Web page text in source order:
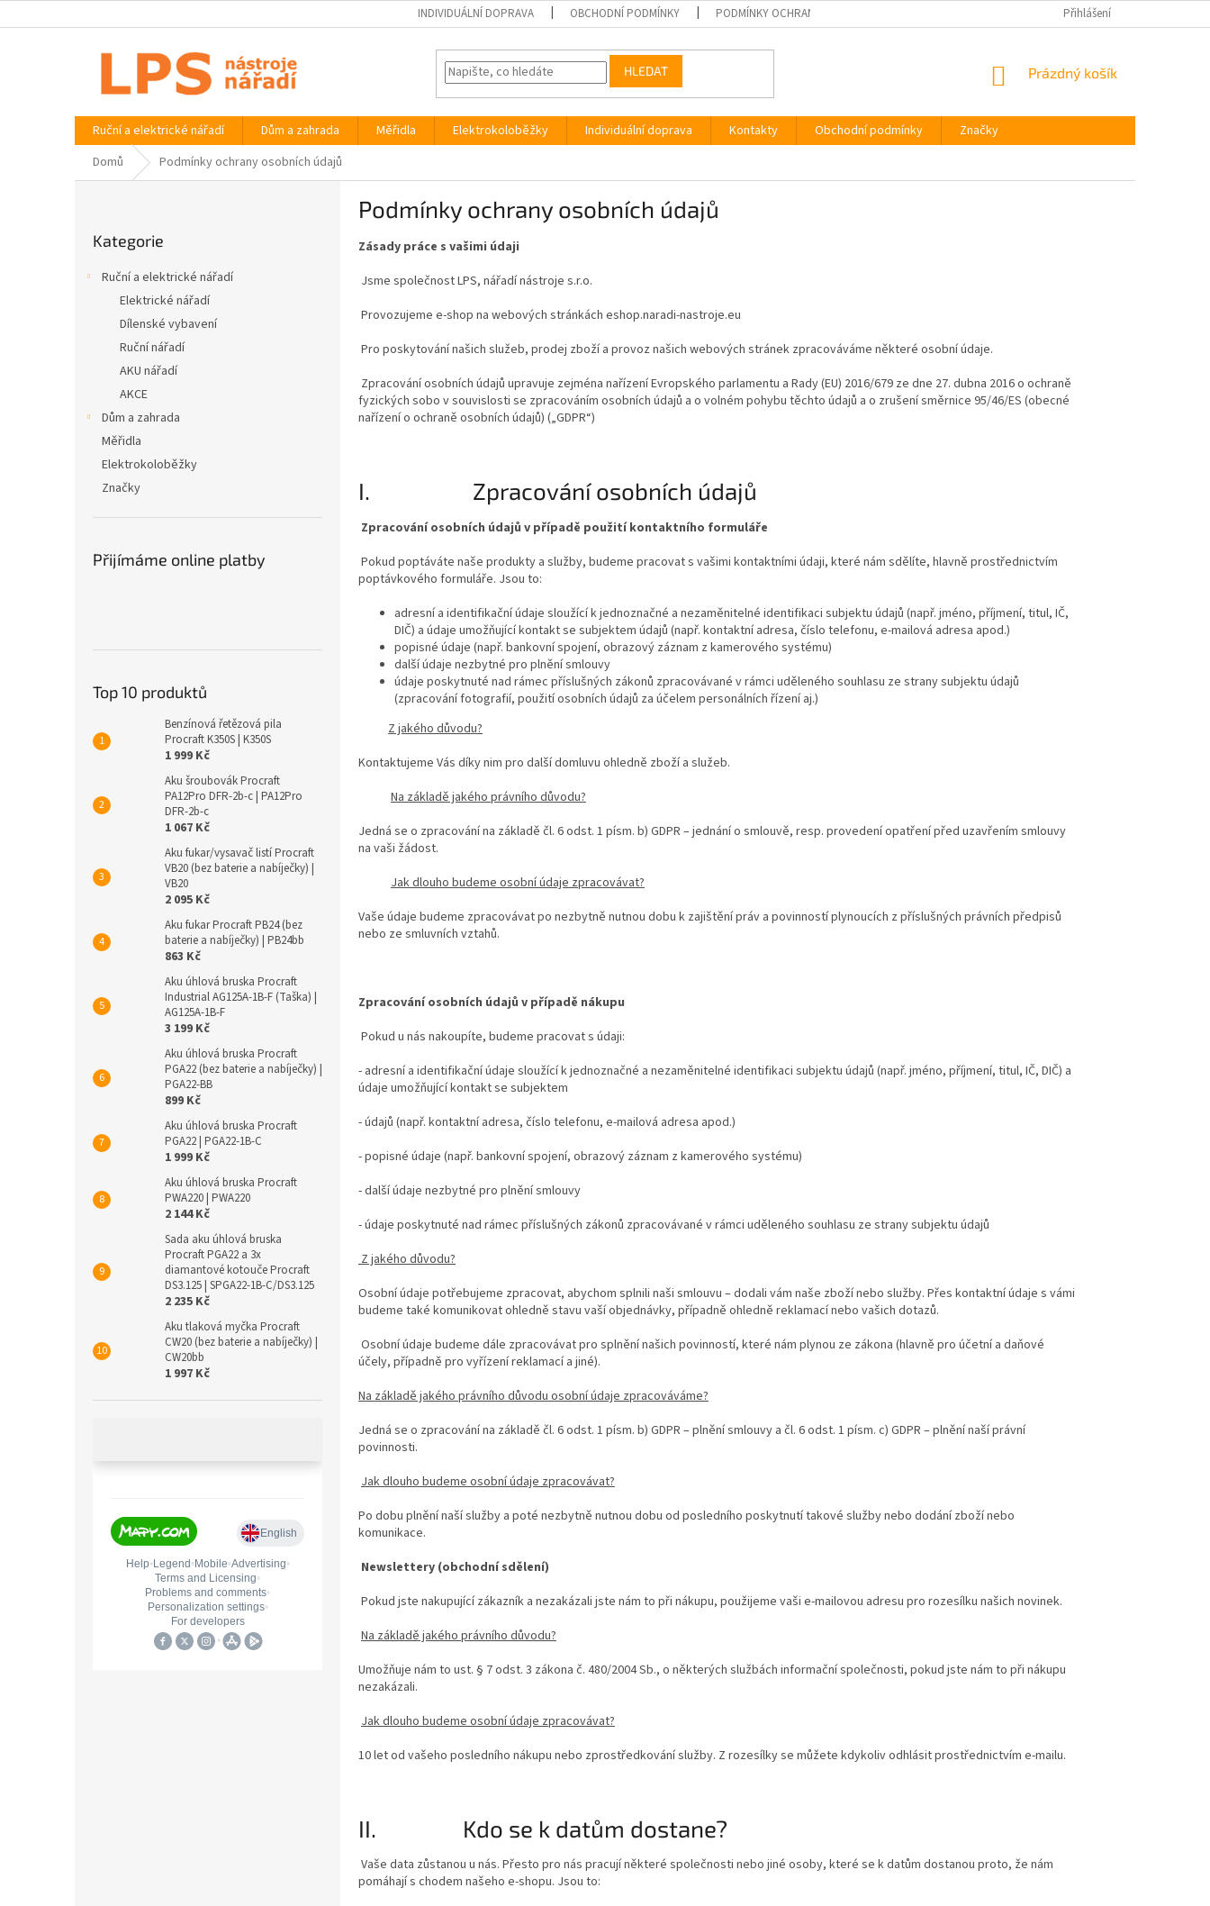
na
INDIVIDUÁLNÍ DOPRAVA OBCHODNÍ PODMÍNKY PODMÍNKY OCHRANY OSOBNÍCH ÚDAJŮ Přihlášení
HLEDAT
NÁKUPNÍ
Prázdný košík
Ruční a elektrické nářadí Dům a zahrada Měřidla Elektrokoloběžky Individuální doprava Kontakty Obchodní podmínky
Značky
Domů
Podmínky ochrany osobních údajů
kategorie
Kategorie
Ruční a elektrické nářadí
Elektrické nářadí
Dílenské vybavení
Ruční nářadí
AKU nářadí
AKCE
Dům a zahrada
Měřidla
Elektrokoloběžky
Značky
Přijímáme online platby
Top 10 produktů
Benzínová řetězová pila
Procraft K350S | K350S
1 999 Kč
Aku šroubovák Procraft
PA12Pro DFR-2b-c | PA12Pro
DFR-2b-c
1 067 Kč
Aku fukar/vysavač listí Procraft
VB20 (bez baterie a nabíječky) |
VB20
2 095 Kč
Aku fukar Procraft PB24 (bez
baterie a nabíječky) | PB24bb
863 Kč
Aku úhlová bruska Procraft
Industrial AG125A-1B-F (Taška) |
AG125A-1B-F
3 199 Kč
Aku úhlová bruska Procraft
PGA22 (bez baterie a nabíječky) |
PGA22-BB
899 Kč
Aku úhlová bruska Procraft
PGA22 | PGA22-1B-C
1 999 Kč
Aku úhlová bruska Procraft
PWА220 | PWA220
2 144 Kč
Sada aku úhlová bruska
Procraft PGA22 a 3x
diamantové kotouče Procraft
DS3.125 | SPGA22-1B-C/DS3.125
2 235 Kč
Aku tlaková myčka Procraft
CW20 (bez baterie a nabíječky) |
CW20bb
1 997 Kč
Podmínky ochrany osobních údajů
Zásady práce s vašimi údaji
Jsme společnost LPS, nářadí nástroje s.r.o.
Provozujeme e-shop na webových stránkách eshop.naradi-nastroje.eu
Pro poskytování našich služeb, prodej zboží a provoz našich webových stránek zpracováváme některé osobní údaje.
Zpracování osobních údajů upravuje zejména nařízení Evropského parlamentu a Rady (EU) 2016/679 ze dne 27. dubna 2016 o ochraně
fyzických sobo v souvislosti se zpracováním osobních údajů a o volném pohybu těchto údajů a o zrušení směrnice 95/46/ES (obecné
nařízení o ochraně osobních údajů) („GDPR“)
I. Zpracování osobních údajů
Zpracování osobních údajů v případě použití kontaktního formuláře
Pokud poptáváte naše produkty a služby, budeme pracovat s vašimi kontaktními údaji, které nám sdělíte, hlavně prostřednictvím
poptávkového formuláře. Jsou to:
adresní a identifikační údaje sloužící k jednoznačné a nezaměnitelné identifikaci subjektu údajů (např. jméno, příjmení, titul, IČ,
DIČ) a údaje umožňující kontakt se subjektem údajů (např. kontaktní adresa, číslo telefonu, e-mailová adresa apod.)
popisné údaje (např. bankovní spojení, obrazový záznam z kamerového systému)
další údaje nezbytné pro plnění smlouvy
údaje poskytnuté nad rámec příslušných zákonů zpracovávané v rámci uděleného souhlasu ze strany subjektu údajů
(zpracování fotografií, použití osobních údajů za účelem personálních řízení aj.)
Z jakého důvodu?
Kontaktujeme Vás díky nim pro další domluvu ohledně zboží a služeb.
Na základě jakého právního důvodu?
Jedná se o zpracování na základě čl. 6 odst. 1 písm. b) GDPR – jednání o smlouvě, resp. provedení opatření před uzavřením smlouvy
na vaši žádost.
Jak dlouho budeme osobní údaje zpracovávat?
Vaše údaje budeme zpracovávat po nezbytně nutnou dobu k zajištění práv a povinností plynoucích z příslušných právních předpisů
nebo ze smluvních vztahů.
Zpracování osobních údajů v případě nákupu
Pokud u nás nakoupíte, budeme pracovat s údaji:
- adresní a identifikační údaje sloužící k jednoznačné a nezaměnitelné identifikaci subjektu údajů (např. jméno, příjmení, titul, IČ, DIČ) a
údaje umožňující kontakt se subjektem
- údajů (např. kontaktní adresa, číslo telefonu, e-mailová adresa apod.)
- popisné údaje (např. bankovní spojení, obrazový záznam z kamerového systému)
- další údaje nezbytné pro plnění smlouvy
- údaje poskytnuté nad rámec příslušných zákonů zpracovávané v rámci uděleného souhlasu ze strany subjektu údajů
Z jakého důvodu?
Osobní údaje potřebujeme zpracovat, abychom splnili naši smlouvu – dodali vám naše zboží nebo služby. Přes kontaktní údaje s vámi
budeme také komunikovat ohledně stavu vaší objednávky, případně ohledně reklamací nebo vašich dotazů.
Osobní údaje budeme dále zpracovávat pro splnění našich povinností, které nám plynou ze zákona (hlavně pro účetní a daňové
účely, případně pro vyřízení reklamací a jiné).
Na základě jakého právního důvodu osobní údaje zpracováváme?
Jedná se o zpracování na základě čl. 6 odst. 1 písm. b) GDPR – plnění smlouvy a čl. 6 odst. 1 písm. c) GDPR – plnění naší právní
povinnosti.
Jak dlouho budeme osobní údaje zpracovávat?
Po dobu plnění naší služby a poté nezbytně nutnou dobu od posledního poskytnutí takové služby nebo dodání zboží nebo
komunikace.
Newslettery (obchodní sdělení)
Pokud jste nakupující zákazník a nezakázali jste nám to při nákupu, použijeme vaši e-mailovou adresu pro rozesílku našich novinek.
Na základě jakého právního důvodu?
Umožňuje nám to ust. § 7 odst. 3 zákona č. 480/2004 Sb., o některých službách informační společnosti, pokud jste nám to při nákupu
nezakázali.
Jak dlouho budeme osobní údaje zpracovávat?
10 let od vašeho posledního nákupu nebo zprostředkování služby. Z rozesílky se můžete kdykoliv odhlásit prostřednictvím e-mailu.
II. Kdo se k datům dostane?
Vaše data zůstanou u nás. Přesto pro nás pracují některé společnosti nebo jiné osoby, které se k datům dostanou proto, že nám
pomáhají s chodem našeho e-shopu. Jsou to: